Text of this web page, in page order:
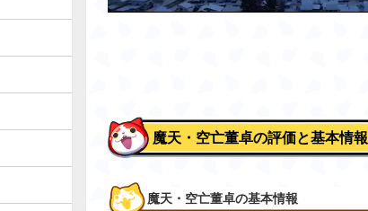
魔天・空亡董卓の評価と基本情報
魔天・空亡董卓の基本情報